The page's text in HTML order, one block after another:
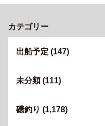
カテゴリー
出船予定 (147)
未分類(111)
磯釣り (1,178)